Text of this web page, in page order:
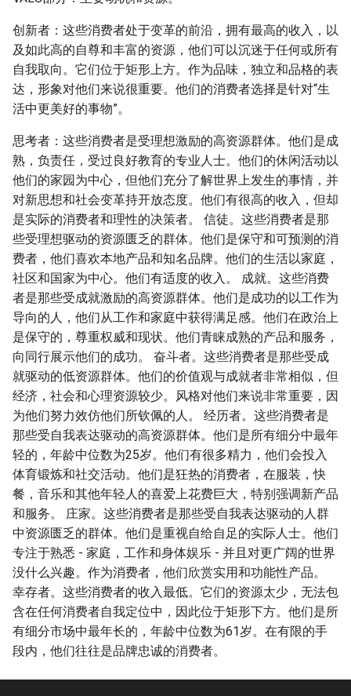
Kernel
Tools
中间件
创新者：这些消费者处于变革的前沿，拥有最高的收入，以
及如此高的自尊和丰富的资源，他们可以沉迷于任何或所有
自我取向。它们位于矩形上方。作为品味，独立和品格的表
达，形象对他们来说很重要。他们的消费者选择是针对“生
活中更美好的事物”。
思考者：这些消费者是受理想激励的高资源群体。他们是成
熟，负责任，受过良好教育的专业人士。他们的休闲活动以
他们的家园为中心，但他们充分了解世界上发生的事情，并
对新思想和社会变革持开放态度。他们有很高的收入，但却
是实际的消费者和理性的决策者。 信徒。这些消费者是那
些受理想驱动的资源匮乏的群体。他们是保守和可预测的消
费者，他们喜欢本地产品和知名品牌。他们的生活以家庭，
社区和国家为中心。他们有适度的收入。 成就。这些消费
者是那些受成就激励的高资源群体。他们是成功的以工作为
导向的人，他们从工作和家庭中获得满足感。他们在政治上
是保守的，尊重权威和现状。他们青睐成熟的产品和服务，
向同行展示他们的成功。 奋斗者。这些消费者是那些受成
就驱动的低资源群体。他们的价值观与成就者非常相似，但
经济，社会和心理资源较少。风格对他们来说非常重要，因
为他们努力效仿他们所钦佩的人。 经历者。这些消费者是
那些受自我表达驱动的高资源群体。他们是所有细分中最年
轻的，年龄中位数为25岁。他们有很多精力，他们会投入
体育锻炼和社交活动。他们是狂热的消费者，在服装，快
餐，音乐和其他年轻人的喜爱上花费巨大，特别强调新产品
和服务。 庄家。这些消费者是那些受自我表达驱动的人群
中资源匮乏的群体。他们是重视自给自足的实际人士。他们
专注于熟悉 - 家庭，工作和身体娱乐 - 并且对更广阔的世界
没什么兴趣。作为消费者，他们欣赏实用和功能性产品。
幸存者。这些消费者的收入最低。它们的资源太少，无法包
含在任何消费者自我定位中，因此位于矩形下方。他们是所
有细分市场中最年长的，年龄中位数为61岁。在有限的手
段内，他们往往是品牌忠诚的消费者。